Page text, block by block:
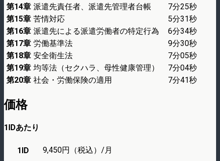
第14章 派遣先責任者、派遣先管理者台帳
7分25秒
第15章 苦情対応
5分31秒
第16章 派遣先による派遣労働者の特定行為
6分34秒
第17章 労働基準法
9分30秒
第18章 安全衛生法
7分05秒
第19章 均等法（セクハラ、母性健康管理）
7分04秒
第20章 社会・労働保険の適用 7分41秒
価格
1IDあたり
1ID 9,450円（税込）/月